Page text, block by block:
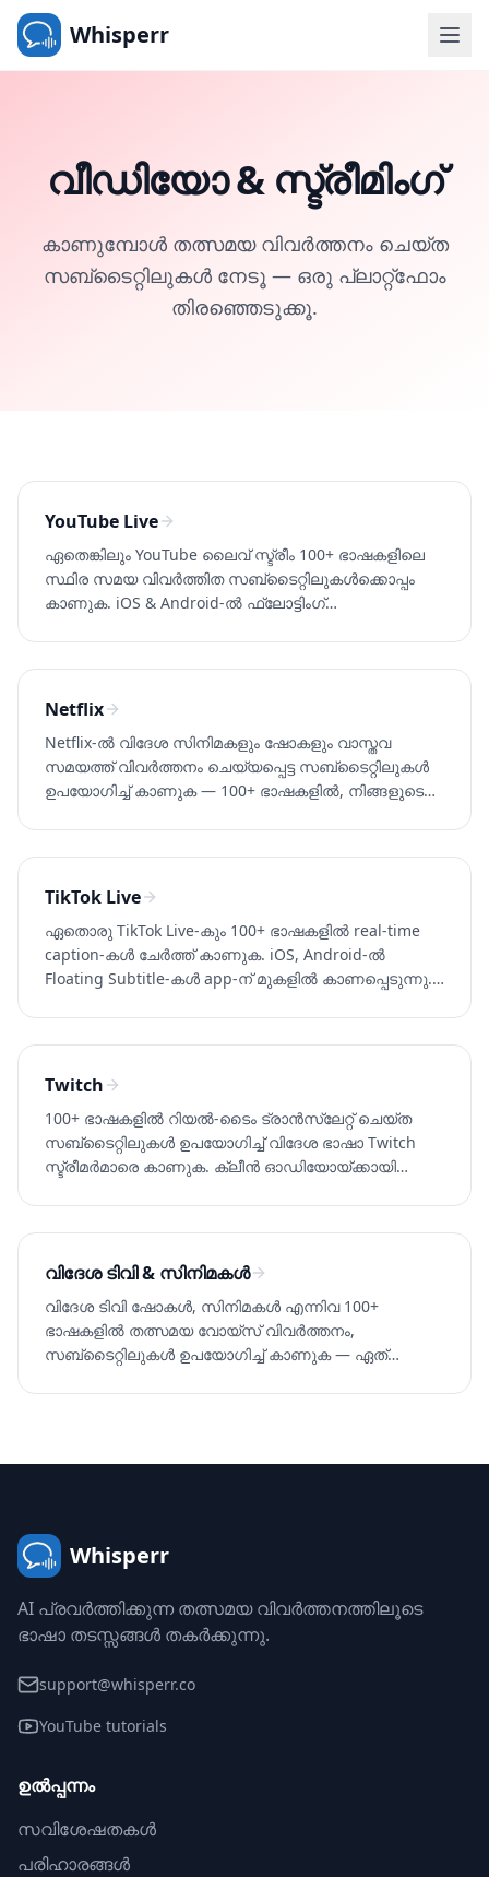
Whisperr
വീഡിയോ & സ്ട്രീമിംഗ്
കാണുമ്പോൾ തത്സമയ വിവർത്തനം ചെയ്ത
സബ്‌ടൈറ്റിലുകൾ നേടൂ — ഒരു പ്ലാറ്റ്‌ഫോം
തിരഞ്ഞെടുക്കൂ.
YouTube Live
ഏതെങ്കിലും YouTube ലൈവ് സ്ട്രീം 100+ ഭാഷകളിലെ
സ്ഥിര സമയ വിവർത്തിത സബ്‌ടൈറ്റിലുകൾക്കൊപ്പം
കാണുക. iOS & Android-ൽ ഫ്ലോട്ടിംഗ്
പരീക്ഷിക്കുക.
Netflix
Netflix-ൽ വിദേശ സിനിമകളും ഷോകളും വാസ്തവ
സമയത്ത് വിവർത്തനം ചെയ്യപ്പെട്ട സബ്‌ടൈറ്റിലുകൾ
ഉപയോഗിച്ച് കാണുക — 100+ ഭാഷകളിൽ, നിങ്ങളുടെ
പരീക്ഷിച്ചുനോക്കുക.
TikTok Live
ഏതൊരു TikTok Live-കും 100+ ഭാഷകളിൽ real-time
caption-കൾ ചേർത്ത് കാണുക. iOS, Android-ൽ
Floating Subtitle-കൾ app-ന് മുകളിൽ കാണപ്പെടുന്നു.
Twitch
100+ ഭാഷകളിൽ റിയൽ-ടൈം ട്രാൻസ്‌ലേറ്റ് ചെയ്ത
സബ്‌ടൈറ്റിലുകൾ ഉപയോഗിച്ച് വിദേശ ഭാഷാ Twitch
സ്ട്രീമർമാരെ കാണുക. ക്ലീൻ ഓഡിയോയ്ക്കായി
വിദേശ ടിവി & സിനിമകൾ
വിദേശ ടിവി ഷോകൾ, സിനിമകൾ എന്നിവ 100+
ഭാഷകളിൽ തത്സമയ വോയ്സ് വിവർത്തനം,
സബ്‌ടൈറ്റിലുകൾ ഉപയോഗിച്ച് കാണുക — ഏത്
Whisperr
AI പ്രവർത്തിക്കുന്ന തത്സമയ വിവർത്തനത്തിലൂടെ
ഭാഷാ തടസ്സങ്ങൾ തകർക്കുന്നു.
support@whisperr.co
YouTube tutorials
ഉൽപ്പന്നം
സവിശേഷതകൾ
പരിഹാരങ്ങൾ